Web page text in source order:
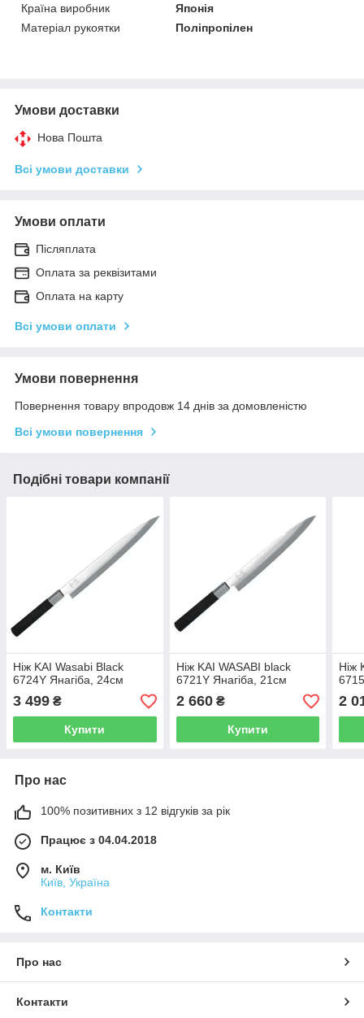
Країна виробник
Японія
Матеріал рукоятки
Поліпропілен
Умови доставки
Нова Пошта
Всі умови доставки
Умови оплати
Післяплата
Оплата за реквізитами
Оплата на карту
Всі умови оплати
Умови повернення
Повернення товару впродовж 14 днів за домовленістю
Всі умови повернення
Подібні товари компанії
Ніж KAI Wasabi Black
6724Y Янагіба, 24см
3 499 ₴
Купити
Ніж KAI WASABI black
6721Y Янагіба, 21см
2 660₴
Купити
Ніж
2
Про нас
100% позитивних з 12 відгуків за рік
Працює з 04.04.2018
м. Київ
Київ, Україна
Контакти
Про нас
Контакти